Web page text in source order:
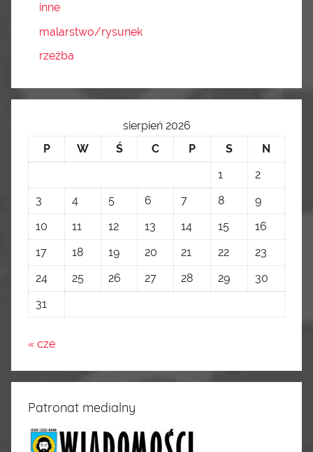
inne
malarstwo/rysunek
rzeźba
sierpień 2026
P
W Ś C P S
N
1
2
3
4 5 6 7 8
9
10
11 12 13 14 15
16
17
18 19 20 21 22
23
24
25 26 27 28 29
30
31
« cze
Patronat medialny